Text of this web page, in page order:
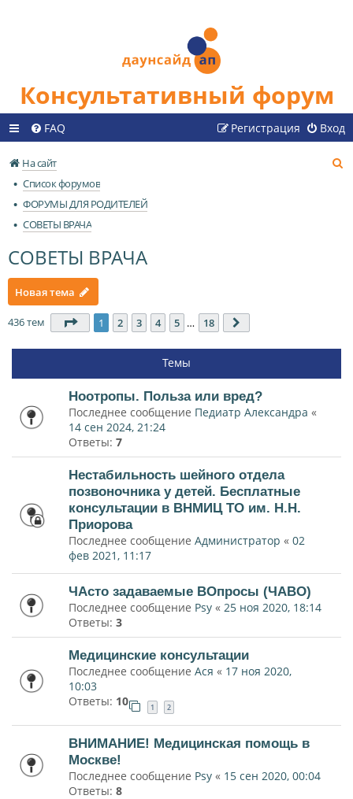
Консультативный форум
FAQ Вход
Регистрация
На сайт
Список форумов
ФОРУМЫ ДЛЯ РОДИТЕЛЕЙ
СОВЕТЫ ВРАЧА
СОВЕТЫ ВРАЧА
Новая тема
436 тем Страница 1из 18
1 2 3 4 5 … 18
Темы
Ноотропы. Польза или вред?
Последнее сообщение Педиатр Александра «
14 сен 2024, 21:24
Ответы: 7
Нестабильность шейного отдела
позвоночника у детей. Бесплатные
консультации в ВНМИЦ ТО им. Н.Н.
Приорова
Последнее сообщение Администратор « 02
фев 2021, 11:17
ЧАсто задаваемые ВОпросы (ЧАВО)
Последнее сообщение Psy « 25 ноя 2020, 18:14
Ответы: 3
Медицинские консультации
Последнее сообщение Ася « 17 ноя 2020,
10:03
Ответы: 10 1 2
ВНИМАНИЕ! Медицинская помощь в
Москве!
Последнее сообщение Psy « 15 сен 2020, 00:04
Ответы: 8